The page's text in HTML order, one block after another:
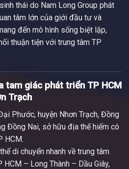
thái do Nam Long Group phát
tâm lớn của giới đầu tư và
đến mô hình sống biệt lập,
thuận tiện với trung tâm TP
tam giác phát triển TP HCM
Trạch
Phước, huyện Nhơn Trạch, Đồng
Đồng Nai, sở hữu địa thế hiếm có
HCM.
di chuyển nhanh về trung tâm
HCM – Long Thành – Dầu Giây,